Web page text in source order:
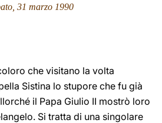
31 marzo 1990
che visitano la volta
Sistina lo stupore che fu già
il Papa Giulio II mostrò loro
Si tratta di una singolare